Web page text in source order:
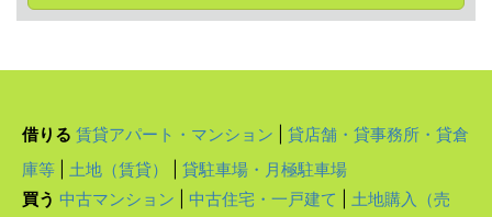
借りる 賃貸アパート・マンション
貸店舗・貸事務所・貸倉
庫等
土地（賃貸）
貸駐車場・月極駐車場
買う 中古マンション 中古住宅・一戸建て 土地購入（売